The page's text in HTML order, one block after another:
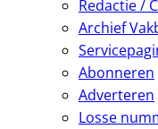
Redactie /
Archief
Abonneren
Adverteren
Losse